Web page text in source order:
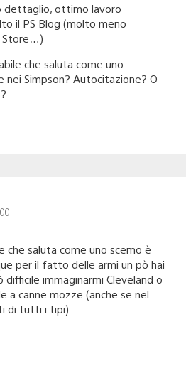
dettaglio, ottimo lavoro
il PS Blog (molto meno
Store…)
che saluta come uno
nei Simpson? Autocitazione? O
che saluta come uno scemo è
per il fatto delle armi un pò hai
difficile immaginarmi Cleveland o
a canne mozze (anche se nel
di tutti i tipi).